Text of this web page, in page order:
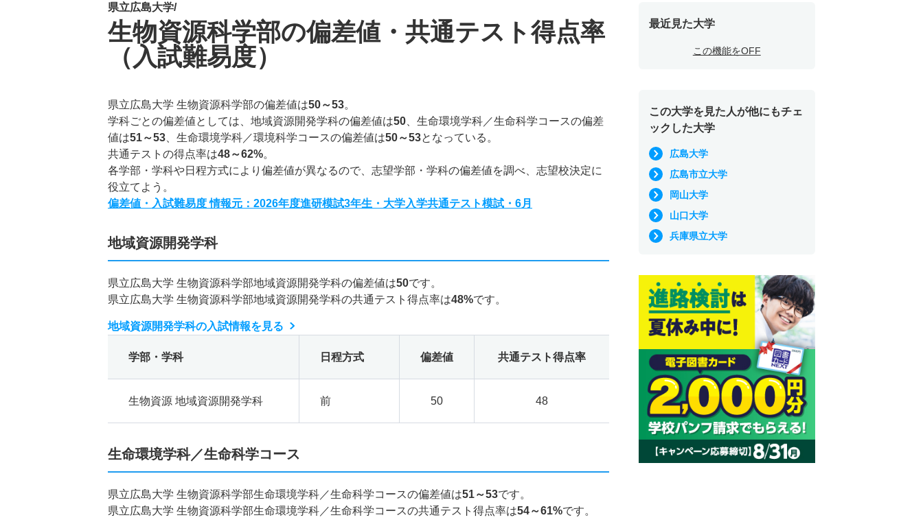
県立広島大学/
生物資源科学部の偏差値・共通テスト得点率
（入試難易度）
県立広島大学 生物資源科学部の偏差値は50～53。
学科ごとの偏差値としては、地域資源開発学科の偏差値は50 、生命環境学科／生命科学コースの偏差
値は51～53 、生命環境学科／環境科学コースの偏差値は50～53となっている。
共通テストの得点率は48～62%。
各学部・学科や日程方式により偏差値が異なるので、志望学部・学科の偏差値を調べ、志望校決定に
役立てよう。
偏差値・入試難易度 情報元：2026年度進研模試3年生・大学入学共通テスト模試・6月
地域資源開発学科
県立広島大学 生物資源科学部地域資源開発学科の偏差値は50です。
県立広島大学 生物資源科学部地域資源開発学科の共通テスト得点率は48%です。
地域資源開発学科の入試情報を見る
学部・学科 日程方式 偏差値 共通テスト得点率
生物資源 地域資源開発学科 前 50 48
生命環境学科／生命科学コース
県立広島大学 生物資源科学部生命環境学科／生命科学コースの偏差値は51～53です。
県立広島大学 生物資源科学部生命環境学科／生命科学コースの共通テスト得点率は54～61%です。
最近見た大学
この機能をOFF
この大学を見た人が他にもチェ
ックした大学
広島大学
広島市立大学
岡山大学
山口大学
兵庫県立大学